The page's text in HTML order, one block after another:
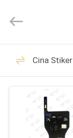
RUMAH
PRODUK
VIDEO
Rights
by
Cina